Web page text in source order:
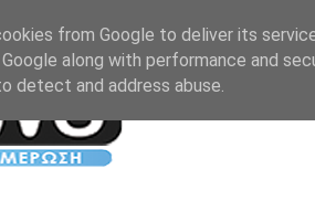
from Google to deliver its
along with performance and
detect and address abuse.